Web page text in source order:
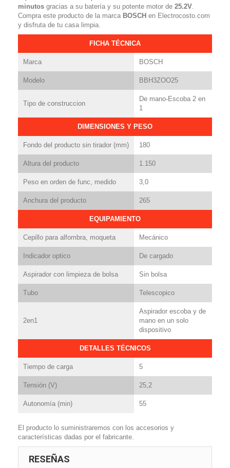
minutos gracias a su batería y su potente motor de 25.2V.
Compra este producto de la marca BOSCH en Electrocosto.com
y disfruta de tu casa limpia.
FICHA TÉCNICA
Marca BOSCH
Modelo BBH3ZOO25
Tipo de construccion
De mano-Escoba 2 en
1
DIMENSIONES Y PESO
Fondo del producto sin tirador (mm) 180
Altura del producto 1.150
Peso en orden de func, medido 3,0
Anchura del producto 265
EQUIPAMIENTO
Cepillo para alfombra, moqueta Mecánico
Indicador optico De cargado
Aspirador con limpieza de bolsa Sin bolsa
Tubo Telescopico
2en1
Aspirador escoba y de
mano en un solo
dispositivo
DETALLES TÉCNICOS
Tiempo de carga 5
Tensión (V) 25,2
Autonomía (min) 55
El producto lo suministraremos con los accesorios y
características dadas por el fabricante.
RESEÑAS